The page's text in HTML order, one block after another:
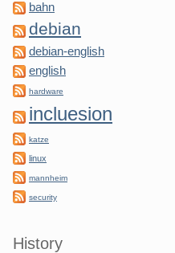
bahn
debian
debian-english
english
hardware
incluesion
katze
linux
mannheim
security
History